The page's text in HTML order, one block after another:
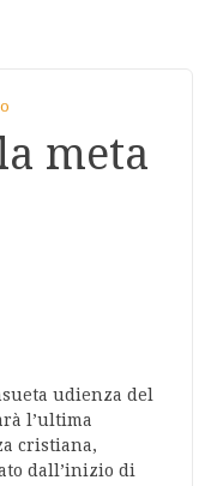
meta
udienza del
l’ultima
cristiana,
dall’inizio di